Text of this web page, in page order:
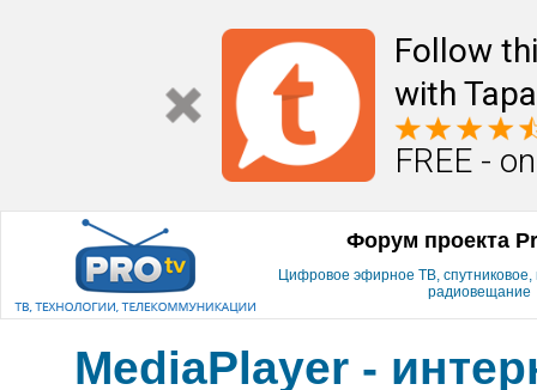
Follow
with
FREE -
Форум проекта
Цифровое эфирное ТВ, спутниковое,
радиовещание
MediaPlayer -